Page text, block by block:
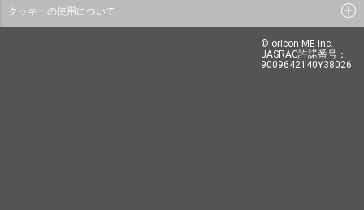
クッキーの使用について
© oricon ME inc.
JASRAC許諾番号：
9009642140Y38026